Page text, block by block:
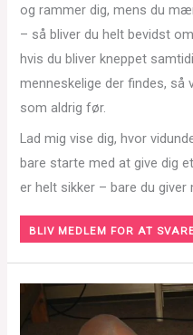
og rammer dig, mens du
– så bliver du helt bevidst
hvis du bliver kneppet
menneskelige der findes, så
som aldrig før.
Lad mig vise dig, hvor
bare starte med at give dig
er helt sikker – bare du giver
BLIV MEDLEM FOR AT